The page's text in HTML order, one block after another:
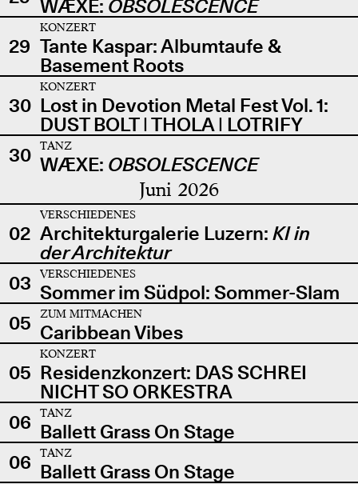
WÆXE: OBSOLESCENCE
29
KONZERT
Tante Kaspar: Albumtaufe &
Basement Roots
30
KONZERT
Lost in Devotion Metal Fest Vol. 1:
DUST BOLT | THOLA | LOTRIFY
30
TANZ
WÆXE: OBSOLESCENCE
Juni 2026
02
VERSCHIEDENES
Architekturgalerie Luzern: KI in
der Architektur
03
VERSCHIEDENES
Sommer im Südpol: Sommer-Slam
05
ZUM MITMACHEN
Caribbean Vibes
05
KONZERT
Residenzkonzert: DAS SCHREI
NICHT SO ORKESTRA
06
TANZ
Ballett Grass On Stage
06
TANZ
Ballett Grass On Stage